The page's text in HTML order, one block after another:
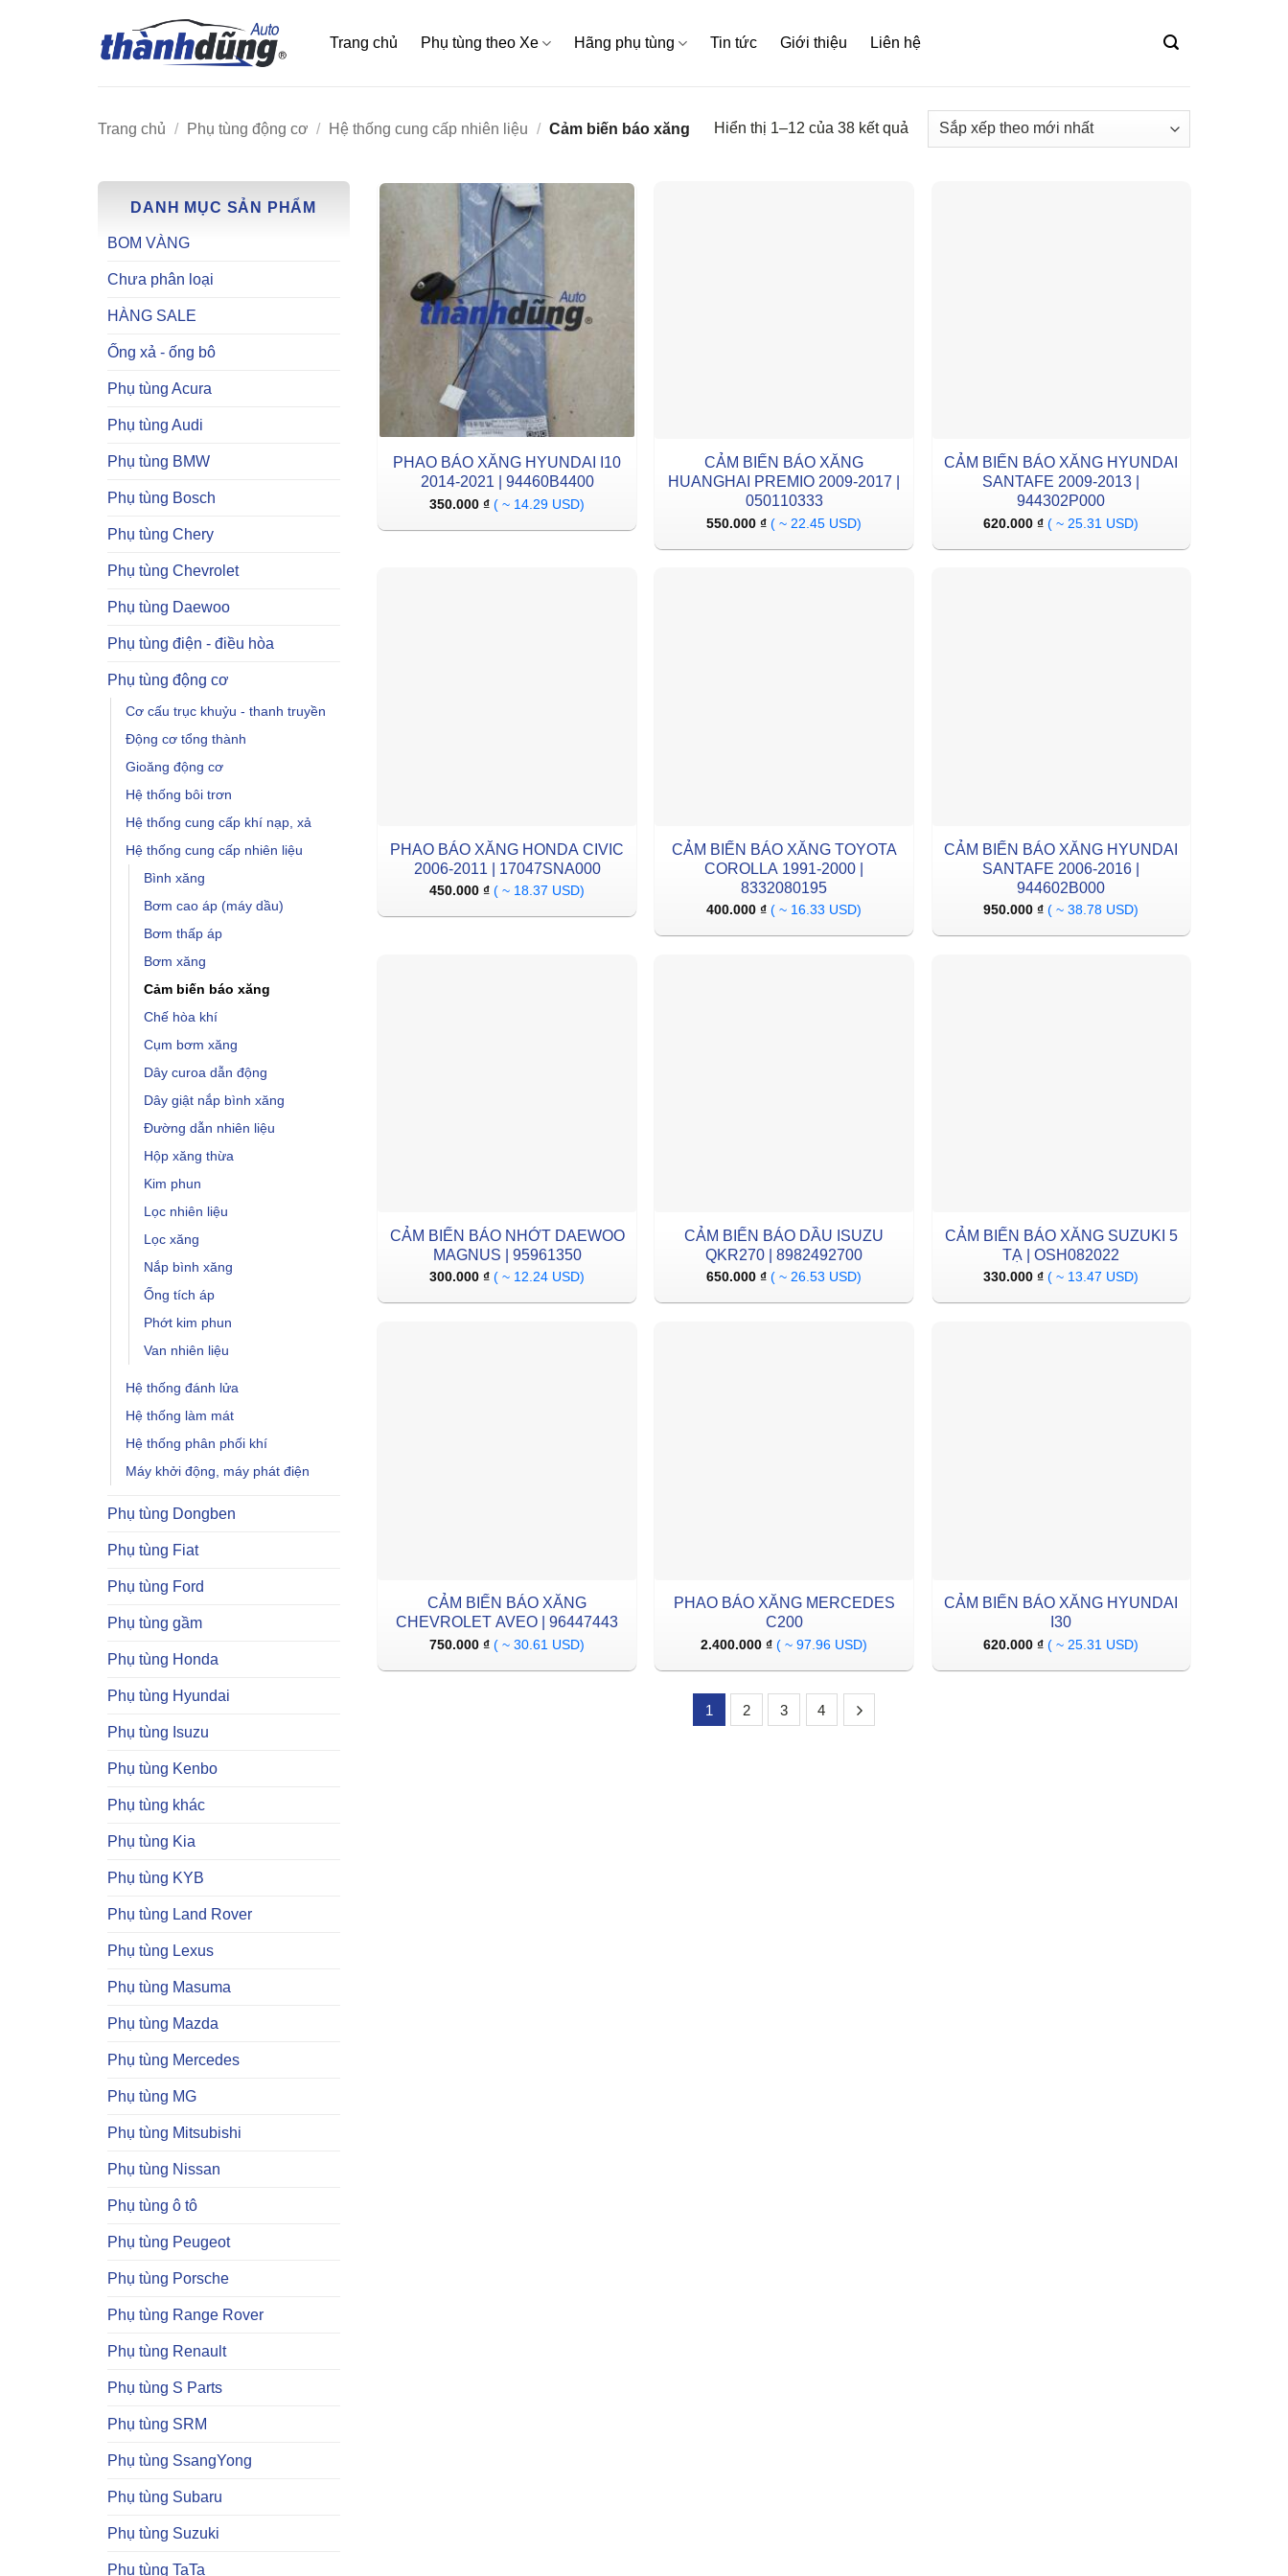
Trang chủ Phụ tùng theo Xe Hãng phụ tùng Tin tức Giới thiệu Liên hệ
Trang chủ / Phụ tùng động cơ / Hệ thống cung cấp nhiên liệu / Cảm biến báo xăng Hiển thị 1–12 của 38 kết quả
sắp
DANH MỤC SẢN PHẨM
BOM VÀNG
Chưa phân loại
HÀNG SALE
Ống xả - ống bô
Phụ tùng Acura
Phụ tùng Audi
Phụ tùng BMW
Phụ tùng Bosch
Phụ tùng Chery
Phụ tùng Chevrolet
Phụ tùng Daewoo
Phụ tùng điện - điều hòa
Phụ tùng động cơ
Cơ cấu trục khuỷu - thanh truyền
Động cơ tổng thành
Gioăng động cơ
Hệ thống bôi trơn
Hệ thống cung cấp khí nạp, xả
Hệ thống cung cấp nhiên liệu
Bình xăng
Bơm cao áp (máy dầu)
Bơm thấp áp
Bơm xăng
Cảm biến báo xăng
Chế hòa khí
Cụm bơm xăng
Dây curoa dẫn động
Dây giật nắp bình xăng
Đường dẫn nhiên liệu
Hộp xăng thừa
Kim phun
Lọc nhiên liệu
Lọc xăng
Nắp bình xăng
Ống tích áp
Phớt kim phun
Van nhiên liệu
Hệ thống đánh lửa
Hệ thống làm mát
Hệ thống phân phối khí
Máy khởi động, máy phát điện
Phụ tùng Dongben
Phụ tùng Fiat
Phụ tùng Ford
Phụ tùng gầm
Phụ tùng Honda
Phụ tùng Hyundai
Phụ tùng Isuzu
Phụ tùng Kenbo
Phụ tùng khác
Phụ tùng Kia
Phụ tùng KYB
Phụ tùng Land Rover
Phụ tùng Lexus
Phụ tùng Masuma
Phụ tùng Mazda
Phụ tùng Mercedes
Phụ tùng MG
Phụ tùng Mitsubishi
Phụ tùng Nissan
Phụ tùng ô tô
Phụ tùng Peugeot
Phụ tùng Porsche
Phụ tùng Range Rover
Phụ tùng Renault
Phụ tùng S Parts
Phụ tùng SRM
Phụ tùng SsangYong
Phụ tùng Subaru
Phụ tùng Suzuki
Phụ tùng TaTa
PHAO BÁO XĂNG HYUNDAI I10
2014-2021 | 94460B4400
350.000₫ ( ~ 14.29 USD)
CẢM BIẾN BÁO XĂNG
HUANGHAI PREMIO 2009-2017 |
050110333
550.000₫ ( ~ 22.45 USD)
CẢM BIẾN BÁO XĂNG HYUNDAI
SANTAFE 2009-2013 |
944302P000
620.000₫ ( ~ 25.31 USD)
PHAO BÁO XĂNG HONDA CIVIC
2006-2011 | 17047SNA000
450.000₫ ( ~ 18.37 USD)
CẢM BIẾN BÁO XĂNG TOYOTA
COROLLA 1991-2000 |
8332080195
400.000₫ ( ~ 16.33 USD)
CẢM BIẾN BÁO XĂNG HYUNDAI
SANTAFE 2006-2016 |
944602B000
950.000₫ ( ~ 38.78 USD)
CẢM BIẾN BÁO NHỚT DAEWOO
MAGNUS | 95961350
300.000₫ ( ~ 12.24 USD)
CẢM BIẾN BÁO DẦU ISUZU
QKR270 | 8982492700
650.000₫ ( ~ 26.53 USD)
CẢM BIẾN BÁO XĂNG SUZUKI 5
TẠ | OSH082022
330.000₫ ( ~ 13.47 USD)
CẢM BIẾN BÁO XĂNG
CHEVROLET AVEO | 96447443
750.000₫ ( ~ 30.61 USD)
PHAO BÁO XĂNG MERCEDES
C200
2.400.000₫ ( ~ 97.96 USD)
CẢM BIẾN BÁO XĂNG HYUNDAI
I30
620.000₫ ( ~ 25.31 USD)
1 2 3 4